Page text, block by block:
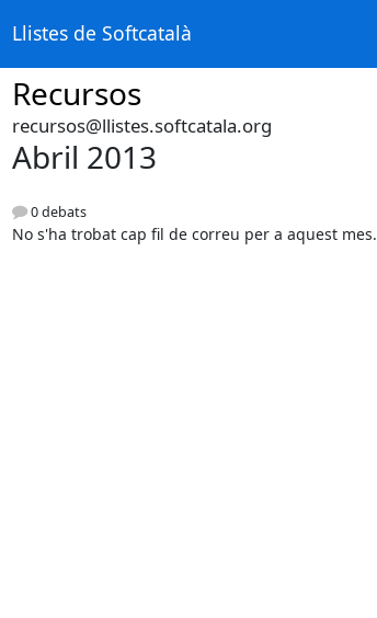
Llistes de Softcatalà
Recursos
recursos@llistes.softcatala.org
Abril 2013
0 debats
No s'ha trobat cap fil de correu per a aquest mes.